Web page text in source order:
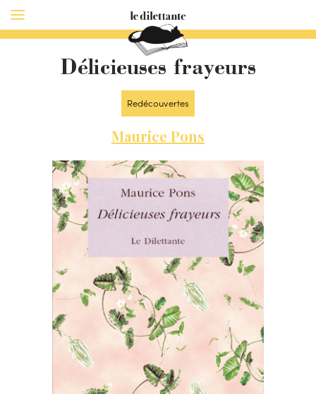
Délicieuses frayeurs
Redécouvertes
Maurice Pons